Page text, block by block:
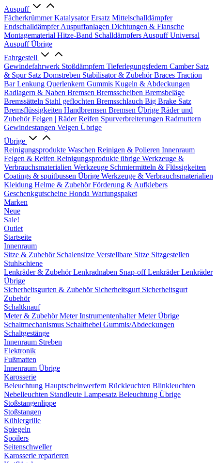
Auspuff
FächerkrümmerKatalysator Ersatz Mittelschalldämpfer
EndschalldämpferAuspuffanlagen Dichtungen & Flansche
Montagematerial Hitze-Band Schalldämpfers Auspuff Universal
Auspuff Übrige
Fahrgestell
Gewindefahrwerk Stoßdämpfern Tieferlegungsfedern Camber Satz
& Spur Satz Domstreben Stabilisator & ZubehörBraces Traction
BarLenkung Querlenkern Gummis Kugeln & Abdeckungen
Radlagern & Naben Bremsen Bremsscheiben Bremsbeläge
Bremssätteln Stahl geflochten Bremsschlauch Big Brake Satz
Bremsflüssigkeiten Handbremsen Bremsen Übrige Räder und
ZubehörFelgen | RäderReifen Spurverbreiterungen Radmuttern
Gewindestangen Velgen Übrige
Übrige
Reinigungsprodukte Waschen Reinigen & Polieren Innenraum
Felgen & Reifen Reinigungsprodukte übrige Werkzeuge &
Verbrauchsmaterialien Werkzeuge Schmiermitteln & Flüssigkeiten
Coatings & spuitbussen Übrige Werkzeuge & Verbrauchsmaterialien
Kleidung Helme & ZubehörFörderung & Aufklebers
Geschenkgutscheine Honda Wartungspaket
Marken
Neue
Sale!
Outlet
Startseite
Innenraum
Sitze & Zubehör Schalensitze Verstellbare Sitze Sitzgestellen
Stuhlschiene
Lenkräder & ZubehörLenkradnaben Snap-offLenkräderLenkräder
Übrige
Sicherheitsgurten & Zubehör Sicherheitsgurt Sicherheitsgurt
Zubehör
Schaltknauf
Meter & ZubehörMeterInstrumentenhalterMeter Übrige
Schaltmechanismus Schalthebel Gummis/Abdeckungen
Schaltgestänge
Innenraum Streben
Elektronik
Fußmatten
Innenraum Übrige
Karosserie
Beleuchtung Hauptscheinwerfern Rückleuchten Blinkleuchten
Nebelleuchten Standleute Lampesatz Beleuchtung Übrige
Stoßstangenlippe
Stoßstangen
Kühlergrille
Spiegeln
Spoilers
Seitenschweller
Karosserie reparieren